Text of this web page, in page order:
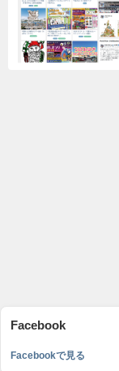
Facebook
Facebookで見る